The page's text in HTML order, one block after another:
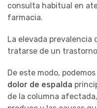
consulta habitual en
farmacia.
La elevada prevalencia
tratarse de un
De este modo,
dolor de espalda
de la columna